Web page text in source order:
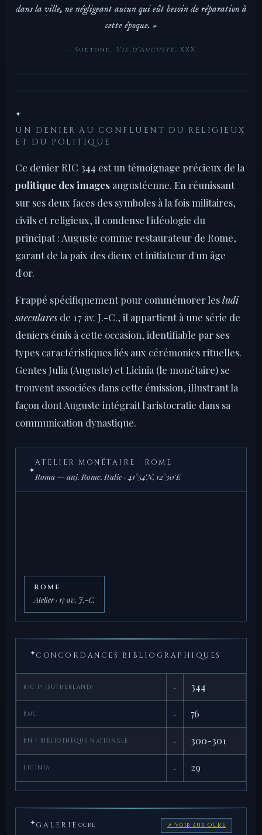
dans la ville, ne négligeant aucun qui eût besoin de réparation à
cette époque. »
— Suétone, Vie d'Auguste, XXX
✦
UN DENIER AU CONFLUENT DU RELIGIEUX
ET DU POLITIQUE
Ce denier RIC 344 est un témoignage précieux de la
politique des images augustéenne. En réunissant
sur ses deux faces des symboles à la fois militaires,
civils et religieux, il condense l'idéologie du
principat : Auguste comme restaurateur de Rome,
garant de la paix des dieux et initiateur d'un âge
d'or.
Frappé spécifiquement pour commémorer lesludi
saeculares de 17 av. J.-C., il appartient à une série de
deniers émis à cette occasion, identifiable par ses
types caractéristiques liés aux cérémonies rituelles.
Gentes Julia (Auguste) et Licinia (le monétaire) se
trouvent associées dans cette émission, illustrant la
façon dont Auguste intégrait l'aristocratie dans sa
communication dynastique.
✦
ATELIER MONÉTAIRE · ROME
Roma — auj. Rome, Italie · 41°54'N, 12°30'E
ROME
Atelier · 17 av. J.-C.
✦CONCORDANCES BIBLIOGRAPHIQUES
RIC I² (SUTHERLAND) · 344
BMC · 76
BN / BIBLIOTHÈQUE NATIONALE · 300-301
LICINIA · 29
✦GALERIE OCRE ↗ Voir sur OCRE